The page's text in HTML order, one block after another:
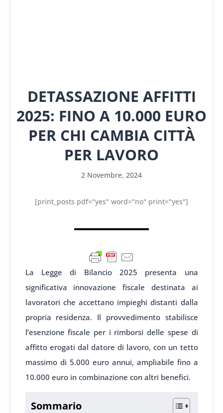
DETASSAZIONE AFFITTI
2025: FINO A 10.000 EURO
PER CHI CAMBIA CITTÀ
PER LAVORO
2 Novembre, 2024
[print_posts pdf="yes" word="no" print="yes"]
La Legge di Bilancio 2025 presenta una
significativa innovazione fiscale destinata ai
lavoratori che accettano impieghi distanti dalla
propria residenza. Il provvedimento stabilisce
l’esenzione fiscale per i rimborsi delle spese di
affitto erogati dal datore di lavoro, con un tetto
massimo di 5.000 euro annui, ampliabile fino a
10.000 euro in combinazione con altri benefici.
Sommario